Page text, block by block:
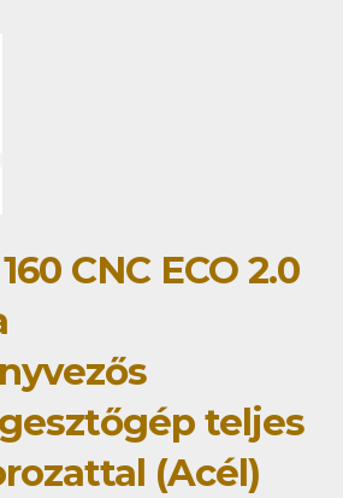
CNC ECO 2.0
teljes
(Acél)